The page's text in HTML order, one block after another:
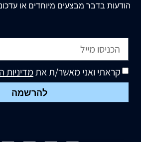
הודעות בדבר מבצעים מיוחדים או
קראתי ואני מאשר/ת אתמדיניות
להרשמה